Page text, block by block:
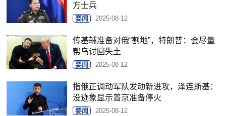
方士兵
要闻 2025-08-12
传基辅准备对俄“割地”，特朗普：会尽量
帮乌讨回失土
要闻 2025-08-12
指俄正调动军队发动新进攻，泽连斯基：
没迹象显示普京准备停火
要闻 2025-08-12